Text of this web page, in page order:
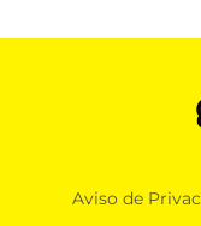
Aviso de